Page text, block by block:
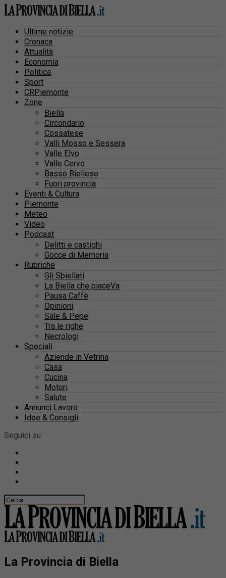
Ultime notizie
Cronaca
Attualità
Economia
Politica
Sport
CRPiemonte
Zone
Biella
Circondario
Cossatese
Valli Mosso e Sessera
Valle Elvo
Valle Cervo
Basso Biellese
Fuori provincia
Eventi & Cultura
Piemonte
Meteo
Video
Podcast
Delitti e castighi
Gocce di Memoria
Rubriche
Gli Sbiellati
La Biella che piaceVa
Pausa Caffè
Opinioni
Sale & Pepe
Tra le righe
Necrologi
Speciali
Aziende in Vetrina
Casa
Cucina
Motori
Salute
Annunci Lavoro
Idee & Consigli
Seguici su
La Provincia di Biella